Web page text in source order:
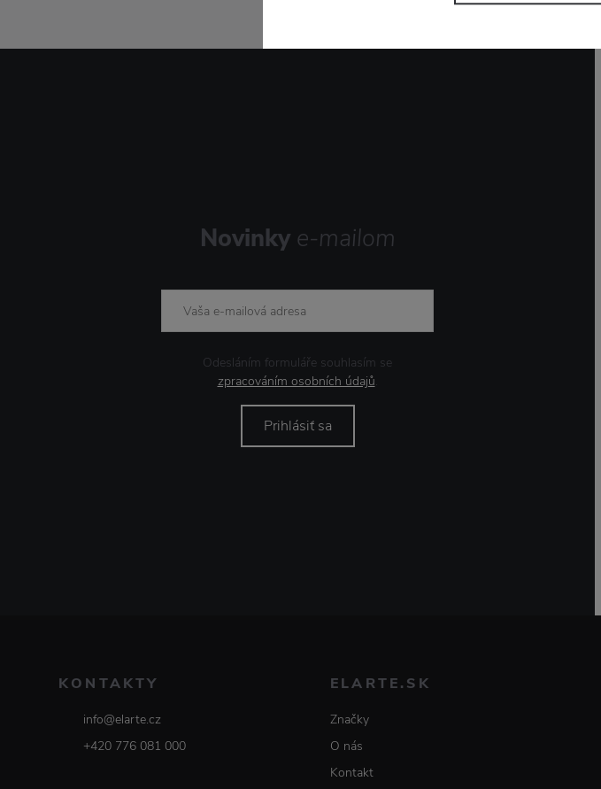
Novinky e-mailom
Odesláním formuláře souhlasím se
zpracováním osobních údajů.
Prihlásiť sa
KONTAKTY
info@elarte.cz
+420 776 081 000
ELARTE.SK
Značky
O nás
Kontakt